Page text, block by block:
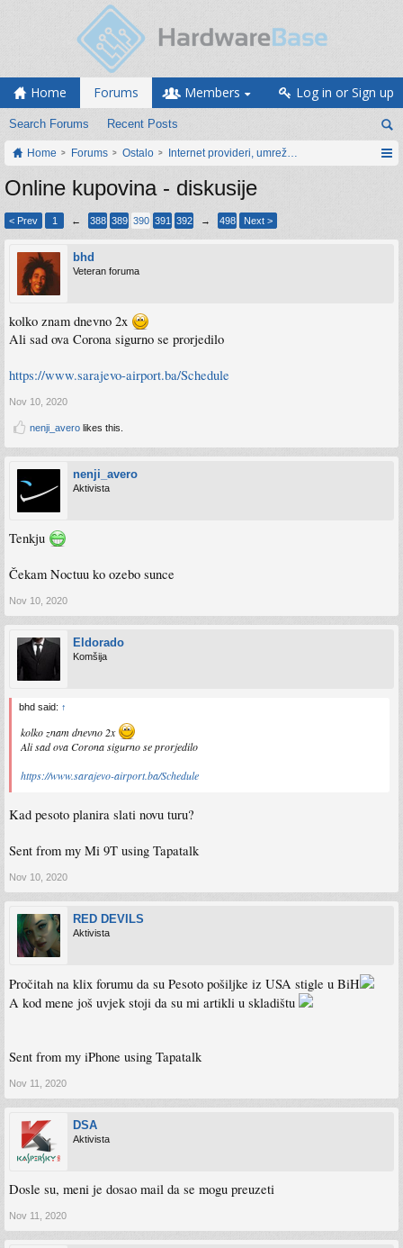
Home Forums
Search Forums Recent Posts
Members Log in or Sign up
Home Forums Ostalo Internet provideri, umrežavanje i web servisi
Online kupovina - diskusije
< Prev 1 ← 388 389 390 391 392 → 498 Next >
bhd
Veteran foruma
kolko znam dnevno 2x
Ali sad ova Corona sigurno se prorjedilo
https://www.sarajevo-airport.ba/Schedule
Nov 10, 2020
nenji_avero likes this.
nenji_avero
Aktivista
Tenkju
Čekam Noctuu ko ozebo sunce
Nov 10, 2020
Eldorado
Komšija
bhd said: ↑
kolko znam dnevno 2x
Ali sad ova Corona sigurno se prorjedilo
https://www.sarajevo-airport.ba/Schedule
Kad pesoto planira slati novu turu?
Sent from my Mi 9T using Tapatalk
Nov 10, 2020
RED DEVILS
Aktivista
Pročitah na klix forumu da su Pesoto pošiljke iz USA stigle u BiH
A kod mene još uvjek stoji da su mi artikli u skladištu
Sent from my iPhone using Tapatalk
Nov 11, 2020
DSA
Aktivista
Dosle su, meni je dosao mail da se mogu preuzeti
Nov 11, 2020